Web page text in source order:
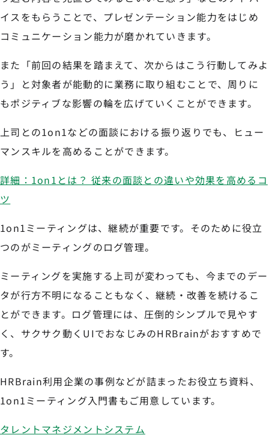
イスをもらうことで、プレゼンテーション能力をはじめ
コミュニケーション能力が磨かれていきます。
また「前回の結果を踏まえて、次からはこう行動してみよ
う」と対象者が能動的に業務に取り組むことで、周りに
もポジティブな影響の輪を広げていくことができます。
上司との1on1などの面談における振り返りでも、ヒュー
マンスキルを高めることができます。
詳細：1on1とは？ 従来の面談との違いや効果を高めるコ
ツ
1on1ミーティングは、継続が重要です。そのために役立
つのがミーティングのログ管理。
ミーティングを実施する上司が変わっても、今までのデー
タが行方不明になることもなく、継続・改善を続けるこ
とができます。ログ管理には、圧倒的シンプルで見やす
く、サクサク動くUIでおなじみのHRBrainがおすすめで
す。
HRBrain利用企業の事例などが詰まったお役立ち資料、
1on1ミーティング入門書もご用意しています。
タレントマネジメントシステム